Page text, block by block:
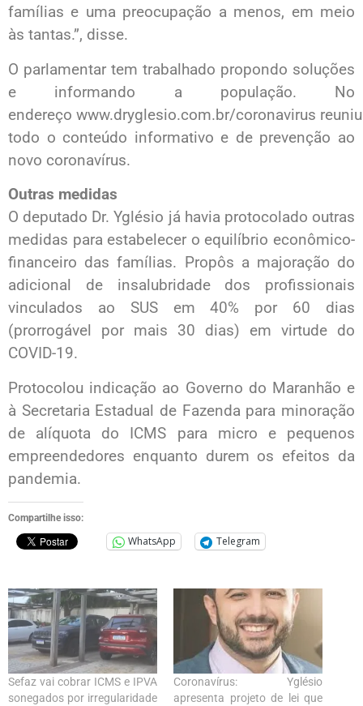
famílias e uma preocupação a menos, em meio
às tantas.”, disse.
O parlamentar tem trabalhado propondo soluções
e informando a população. No
endereço www.dryglesio.com.br/coronavirus reuniu
todo o conteúdo informativo e de prevenção ao
novo coronavírus.
Outras medidas
O deputado Dr. Yglésio já havia protocolado outras
medidas para estabelecer o equilíbrio econômico-
financeiro das famílias. Propôs a majoração do
adicional de insalubridade dos profissionais
vinculados ao SUS em 40% por 60 dias
(prorrogável por mais 30 dias) em virtude do
COVID-19.
Protocolou indicação ao Governo do Maranhão e
à Secretaria Estadual de Fazenda para minoração
de alíquota do ICMS para micro e pequenos
empreendedores enquanto durem os efeitos da
pandemia.
Compartilhe isso:
WhatsApp Telegram
Sefaz vai cobrar ICMS e IPVA
sonegados por irregularidade
Coronavírus: Yglésio
apresenta projeto de lei que